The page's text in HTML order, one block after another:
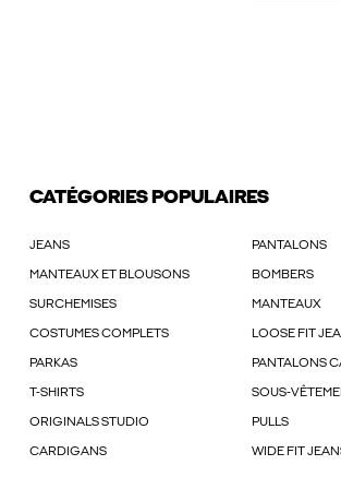
CATÉGORIES POPULAIRES
JEANS PANTALONS
MANTEAUX ET BLOUSONS BOMBERS
SURCHEMISES MANTEAUX
COSTUMES COMPLETS LOOSE FIT
PARKAS PANTALONS
T-SHIRTS SOUS-
ORIGINALS STUDIO PULLS
CARDIGANS WIDE FIT